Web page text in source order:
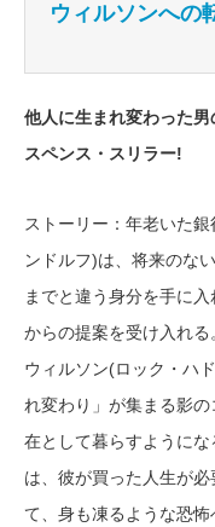
ウィルソンへの
他人に生まれ変わった
スペンス・スリラー!
ストーリー：年老いた
ンドルフ)は、将来のな
までと違う身分を手に
からの提案を受け入れ
ウィルソン(ロック・ハ
れ変わり」が集まる影
在として暮らすように
は、彼が買った人生が
て、身も凍るような恐怖